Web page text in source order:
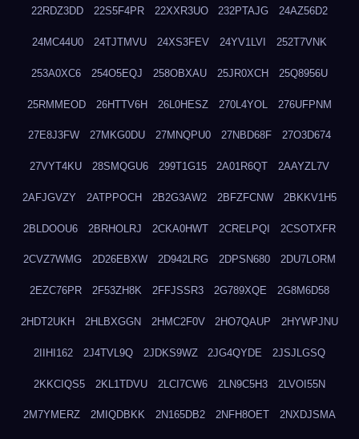
22RDZ3DD 22S5F4PR 22XXR3UO 232PTAJG 24AZ56D2
24MC44U0 24TJTMVU 24XS3FEV 24YV1LVI 252T7VNK
253A0XC6 254O5EQJ 258OBXAU 25JR0XCH 25Q8956U
25RMMEOD 26HTTV6H 26L0HESZ 270L4YOL 276UFPNM
27E8J3FW 27MKG0DU 27MNQPU0 27NBD68F 27O3D674
27VYT4KU 28SMQGU6 299T1G15 2A01R6QT 2AAYZL7V
2AFJGVZY 2ATPPOCH 2B2G3AW2 2BFZFCNW 2BKKV1H5
2BLDOOU6 2BRHOLRJ 2CKA0HWT 2CRELPQI 2CSOTXFR
2CVZ7WMG 2D26EBXW 2D942LRG 2DPSN680 2DU7LORM
2EZC76PR 2F53ZH8K 2FFJSSR3 2G789XQE 2G8M6D58
2HDT2UKH 2HLBXGGN 2HMC2F0V 2HO7QAUP 2HYWPJNU
2IIHI162 2J4TVL9Q 2JDKS9WZ 2JG4QYDE 2JSJLGSQ
2KKCIQS5 2KL1TDVU 2LCI7CW6 2LN9C5H3 2LVOI55N
2M7YMERZ 2MIQDBKK 2N165DB2 2NFH8OET 2NXDJSMA